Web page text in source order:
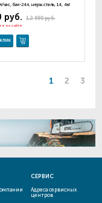
час, бак-24л, нерж.сталь, 14, 4кг
12 990 руб.
руб.
на сайте
КЛИК
1 2 3
СЕРВИС
Адреса сервисных
центров